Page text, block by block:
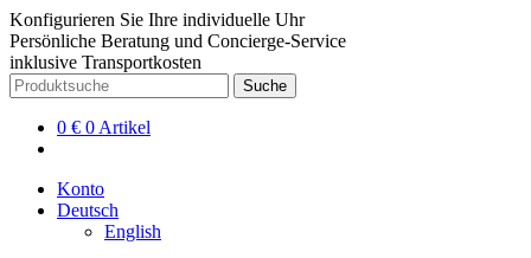
Konfigurieren Sie Ihre individuelle Uhr
Persönliche Beratung und Concierge-Service
inklusive Transportkosten
Zur
Navigation
springen
Zum
Inhalt
springen
Suche
nach:
Suche
0 € 0 Artikel
Konto
Deutsch
English